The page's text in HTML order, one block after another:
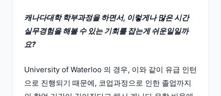
캐나다대학 학부과정을 하면서, 이렇게나 많은 시간
실무경험을 해볼 수 있는 기회를 잡는게 쉬운일일까
요?
University of Waterloo 의 경우, 이와 같이 유급 인턴
으로 진행되기 때문에, 코업과정으로 인한 졸업까지